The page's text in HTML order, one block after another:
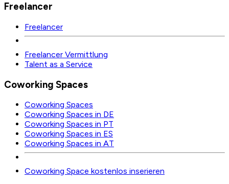
Freelancer
Freelancer
Freelancer Vermittlung
Talent as a Service
Coworking Spaces
Coworking Spaces
Coworking Spaces in DE
Coworking Spaces in PT
Coworking Spaces in ES
Coworking Spaces in AT
Coworking Space kostenlos inserieren